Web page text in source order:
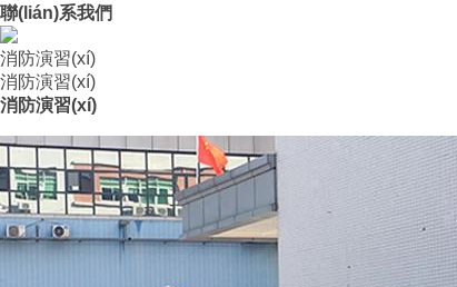
聯(lián)系我們
消防演習(xí)
消防演習(xí)
消防演習(xí)